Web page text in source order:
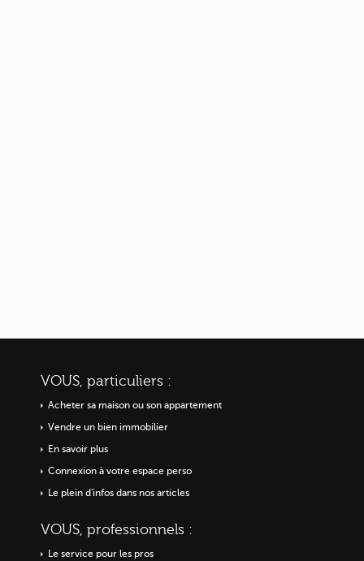
VOUS, particuliers :
Acheter sa maison ou son appartement
Vendre un bien immobilier
En savoir plus
Connexion à votre espace perso
Le plein d'infos dans nos articles
VOUS, professionnels :
Le service pour les pros